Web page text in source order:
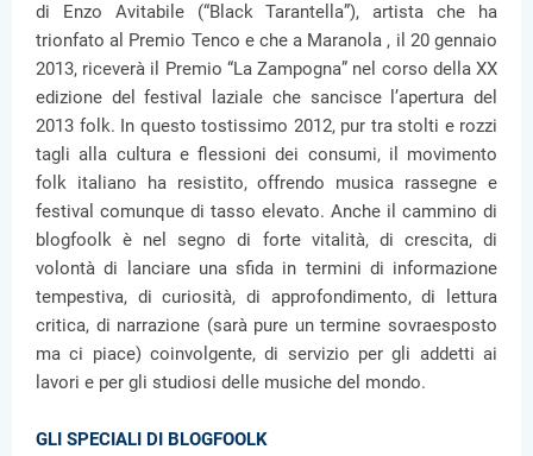
di Enzo Avitabile (“Black Tarantella”), artista che ha
trionfato al Premio Tenco e che a Maranola , il 20 gennaio
2013, riceverà il Premio “La Zampogna” nel corso della XX
edizione del festival laziale che sancisce l’apertura del
2013 folk. In questo tostissimo 2012, pur tra stolti e rozzi
tagli alla cultura e flessioni dei consumi, il movimento
folk italiano ha resistito, offrendo musica rassegne e
festival comunque di tasso elevato. Anche il cammino di
blogfoolk è nel segno di forte vitalità, di crescita, di
volontà di lanciare una sfida in termini di informazione
tempestiva, di curiosità, di approfondimento, di lettura
critica, di narrazione (sarà pure un termine sovraesposto
ma ci piace) coinvolgente, di servizio per gli addetti ai
lavori e per gli studiosi delle musiche del mondo.
GLI SPECIALI DI BLOGFOOLK